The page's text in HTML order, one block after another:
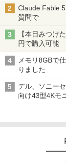
Claude Fable
質問で
【本日みつけ
円で購入可能
メモリ8GBで
りました
デル、ソニー
向け43型4Kモ